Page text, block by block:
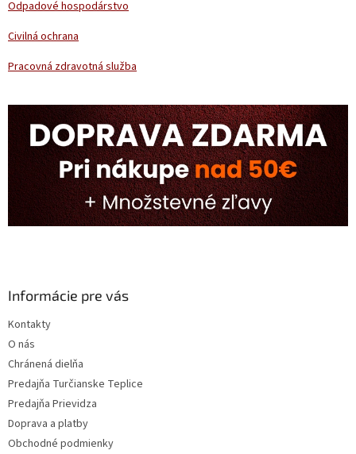
Odpadové hospodárstvo
Civilná ochrana
Pracovná zdravotná služba
Informácie pre vás
Kontakty
O nás
Chránená dielňa
Predajňa Turčianske Teplice
Predajňa Prievidza
Doprava a platby
Obchodné podmienky